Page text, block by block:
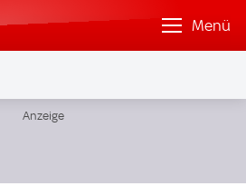
Menü